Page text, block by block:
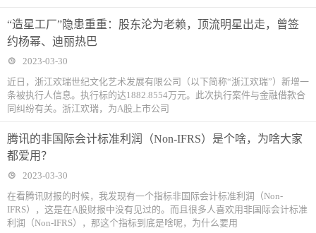
“造星工厂”隐患重重：股东沦为老赖，顶流明星出走，曾签
约杨幂、迪丽热巴
2023-03-30
近日，浙江欢瑞世纪文化艺术发展有限公司（以下简称“浙江欢瑞”）新增一
条被执行人信息。执行标的达1882.8554万元。此次执行案件与金融借款合
同纠纷有关。浙江欢瑞，为A股上市公司
腾讯的非国际会计标准利润（Non-IFRS）是个啥，为啥大家
都爱用？
2023-03-30
在看腾讯财报的时候，我发现有一个指标非国际会计标准利润（Non-
IFRS），这是在A股财报中没有见过的。而且很多人喜欢用非国际会计标准
利润（Non-IFRS），那这个指标到底是啥呢，为什么要用